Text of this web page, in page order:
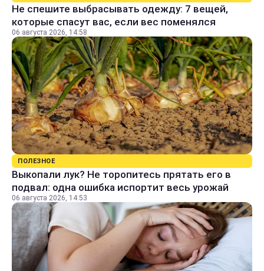
Не спешите выбрасывать одежду: 7 вещей,
которые спасут вас, если вес поменялся
06 августа 2026, 14:58
ПОЛЕЗНОЕ
Выкопали лук? Не торопитесь прятать его в
подвал: одна ошибка испортит весь урожай
06 августа 2026, 14:53